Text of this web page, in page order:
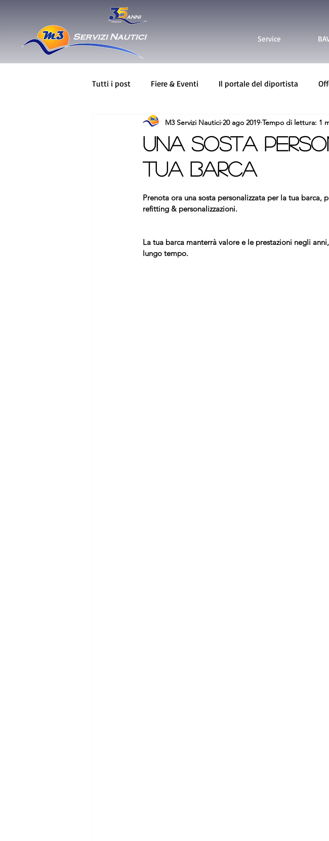
Service
Tutti i post Fiere & Eventi Il portale del diportista
Novità Greenline Yachts Imbarcazioni
Una sosta
tua barca
M3 Servizi Nautici 20 ago 2019 Tempo di lettura: 1
Prenota ora una sosta personalizzata per la tua
refitting & personalizzazioni.
La tua barca manterrà valore e le prestazioni negli
lungo tempo.